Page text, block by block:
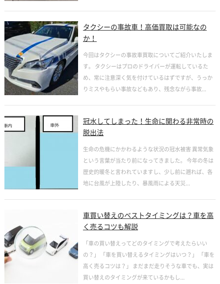
タクシーの事故車！高価買取は可能なの
か！
今回はタクシーの事故車買取についてご紹介いたしま
す。 タクシーはプロのドライバーが運転しているた
め、常に注意深く気を付けているはずですが、うっか
りミスやもらい事故などもあり、残念ながら事故...
冠水してしまった！生命に関わる非常時の
脱出法
生命の危機にかかわるような状況の冠水被害 異常気象
という言葉が当たり前になってきました。 今年の冬は
歴史的暖冬と言われていますし、少し前に遡れば、各
地に台風が上陸したり、暴風雨による天災...
車買い替えのベストタイミングは？車を高
く売るコツも解説
「車の買い替えってどのタイミングで考えたらいい
の？」 「車を買い替えるタイミングはいつ？」 「車を
高く売るコツは？」 まだまだ走りそうな車でも、実は
買い替えのタイミングが来ているかもし...